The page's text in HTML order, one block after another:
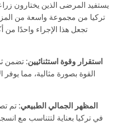
تركيا من مجموعة واسعة من
تجعل هذا الإجراء واحدًا من
استقرار وقوة استثنائيين: تضمن
القوة بصورة مثالية، مما
المظهر الجمالي الطبيعي:
في تركيا بعناية لتتناسب مع